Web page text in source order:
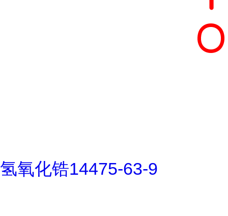
氢氧化锆14475-63-9